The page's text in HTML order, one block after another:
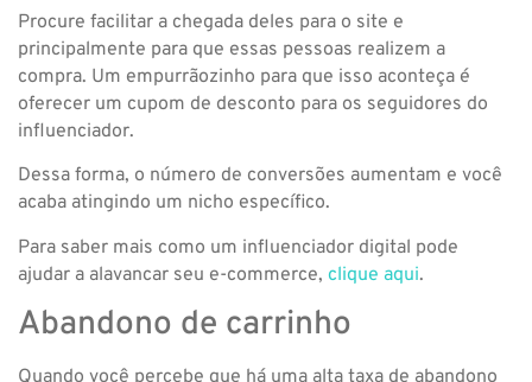
Procure facilitar a chegada deles para o site e
principalmente para que essas pessoas realizem a
compra. Um empurrãozinho para que isso aconteça é
oferecer um cupom de desconto para os seguidores do
influenciador.
Dessa forma, o número de conversões aumentam e você
acaba atingindo um nicho específico.
Para saber mais como um influenciador digital pode
ajudar a alavancar seu e-commerce, clique aqui.
Abandono de carrinho
Quando você percebe que há uma alta taxa de abandono